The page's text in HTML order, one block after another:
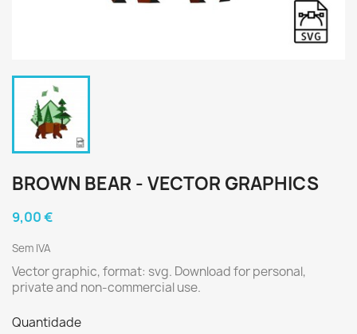
BROWN BEAR - VECTOR GRAPHICS
9,00 €
Sem IVA
Vector graphic, format: svg. Download for personal,
private and non-commercial use.
Quantidade